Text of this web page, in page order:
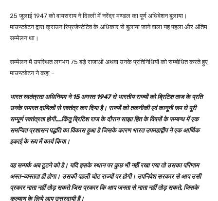
25 जुलाई 1947 को वायसराय ने दिल्ली में नरेंद्र मण्डल का पूर्ण अधिवेशन बुलाया।
माउण्टबेटन द्वारा क्राउन रिप्रजेण्टेटिव के अधिकार से बुलाया जाने वाला यह पहला और अंतिम
सम्मेलन था।
सम्मेलन में उपस्थित लगभग 75 बड़े राजाओं अथवा उनके प्रतिनिधियों को सम्बोधित करते हुए
माउण्टबेटन ने कहा –
भारत स्वतंत्रता अधिनियम ने 15 अगस्त 1947 से भारतीय राज्यों को ब्रिटिश ताज के प्रति
उनके समस्त दायित्वों से स्वतंत्र कर दिया है। राज्यों को तकनीकी एवं कानूनी रूप से पूरी
सम्पूर्ण स्वतंत्रता होगी….किंतु ब्रिटिश राज के दौरान साझा हित के विषयों के सम्बन्ध में एक
समन्वित प्रशासन पद्धति का विकास हुआ है जिसके कारण भारत उपमहाद्वीप ने एक आर्थिक
इकाई के रूप में कार्य किया।
वह सम्पर्क अब टूटने को है। यदि इसके स्थान पर कुछ भी नहीं रखा गया तो उसका परिणाम
अस्त-व्यस्तता ही होगा। उसकी पहली चोट राज्यों पर होगी। उपनिवेश सरकार से आप उसी
प्रकार नाता नहीं तोड़ सकते जिस प्रकार कि आप जनता से नाता नहीं तोड़ सकते, जिसके
कल्याण के लिये आप उत्तरदायी हैं।